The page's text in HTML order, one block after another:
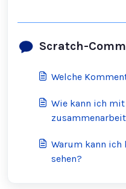
Scratch-
Welche
Wie kann ich
Warum kann ich
sehen?